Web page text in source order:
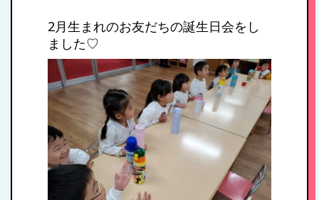
2月生まれのお友だちの誕生日会をし
ました♡